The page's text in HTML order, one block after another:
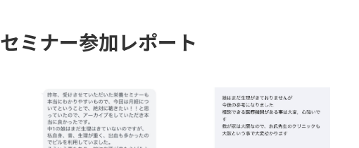
セミナー参加レポート